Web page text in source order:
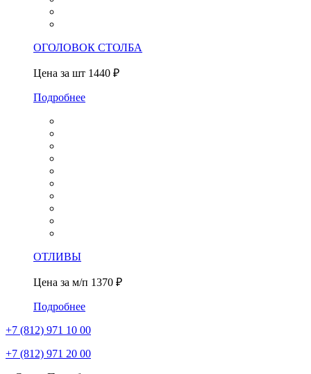
ОГОЛОВОК СТОЛБА
Цена за шт 1440 ₽
Подробнее
ОТЛИВЫ
Цена за м/п 1370 ₽
Подробнее
+7 (812) 971 10 00
+7 (812) 971 20 00